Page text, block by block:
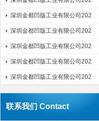
深圳金都凹版工业有限公司202
深圳金都凹版工业有限公司202
深圳金都凹版工业有限公司202
深圳金都凹版工业有限公司202
深圳金都凹版工业有限公司202
联系我们 Contact